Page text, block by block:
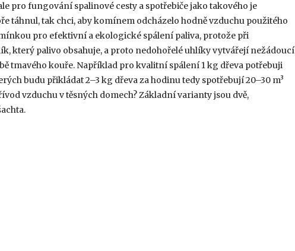
pro fungování spalinové cesty a spotřebiče jako takového je
táhnul, tak chci, aby komínem odcházelo hodně vzduchu použitého
pro efektivní a ekologické spálení paliva, protože při
který palivo obsahuje, a proto nedohořelé uhlíky vytvářejí nežádoucí
tmavého kouře. Například pro kvalitní spálení 1 kg dřeva potřebuji
budu přikládat 2–3 kg dřeva za hodinu tedy spotřebují 20–30 m³
vzduchu v těsných domech? Základní varianty jsou dvě,